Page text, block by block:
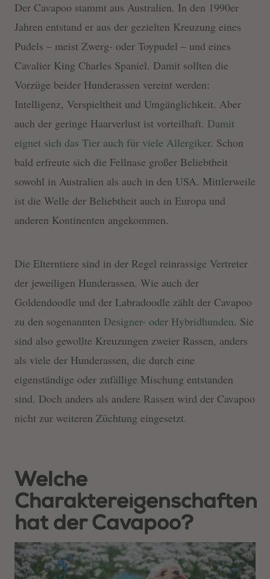
Der Cavapoo stammt aus Australien. In den 1990er
Jahren entstand er aus der gezielten Kreuzung eines
Pudels – meist Zwerg- oder Toypudel – und eines
Cavalier King Charles Spaniel. Damit sollten die
Vorzüge beider Hunderassen vereint werden:
Intelligenz, Verspieltheit und Umgänglichkeit. Aber
auch der geringe Haarverlust ist vorteilhaft. Damit
eignet sich das Tier auch für viele Allergiker. Schon
bald erfreute sich die Fellnase großer Beliebtheit
sowohl in Australien als auch in den USA. Mittlerweile
ist die Welle der Beliebtheit auch in Europa und
anderen Kontinenten angekommen.
Die Elterntiere sind in der Regel reinrassige Vertreter
der jeweiligen Hunderassen. Wie auch der
Goldendoodle und der Labradoodle zählt der Cavapoo
zu den sogenannten Designer- oder Hybridhunden. Sie
sind also gewollte Kreuzungen zweier Rassen, anders
als viele der Hunderassen, die durch eine
eigenständige oder zufällige Mischung entstanden
sind. Doch anders als andere Rassen wird der Cavapoo
nicht zur weiteren Züchtung eingesetzt.
Welche
Charaktereigenschaften
hat der Cavapoo?